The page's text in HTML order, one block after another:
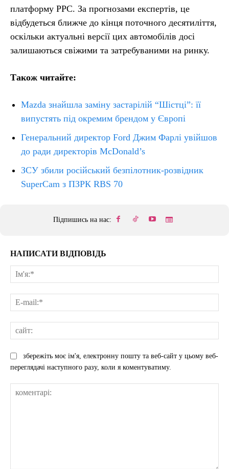
платформу PPC. За прогнозами експертів, це
відбудеться ближче до кінця поточного десятиліття,
оскільки актуальні версії цих автомобілів досі
залишаються свіжими та затребуваними на ринку.
Також читайте:
Mazda знайшла заміну застарілій “Шістці”: її
випустять під окремим брендом у Європі
Генеральний директор Ford Джим Фарлі увійшов
до ради директорів McDonald’s
ЗСУ збили російський безпілотник-розвідник
SuperCam з ПЗРК RBS 70
Підпишись на нас:
НАПИСАТИ ВІДПОВІДЬ
збережіть моє ім'я, електронну пошту та веб-сайт у цьому веб-
переглядачі наступного разу, коли я коментуватиму.